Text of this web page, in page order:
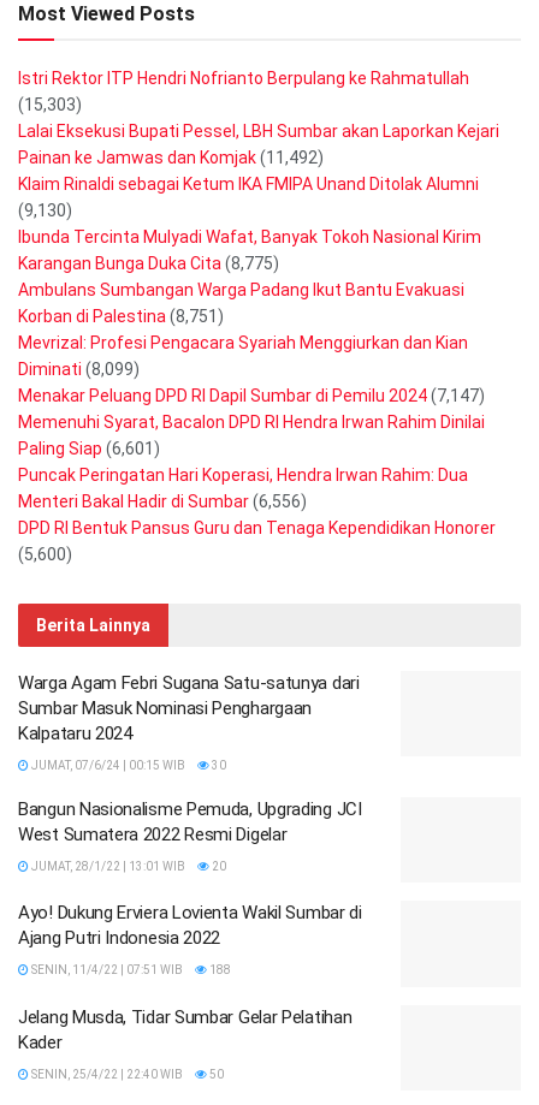
Most Viewed Posts
Istri Rektor ITP Hendri Nofrianto Berpulang ke Rahmatullah
(15,303)
Lalai Eksekusi Bupati Pessel, LBH Sumbar akan Laporkan Kejari
Painan ke Jamwas dan Komjak(11,492)
Klaim Rinaldi sebagai Ketum IKA FMIPA Unand Ditolak Alumni
(9,130)
Ibunda Tercinta Mulyadi Wafat, Banyak Tokoh Nasional Kirim
Karangan Bunga Duka Cita (8,775)
Ambulans Sumbangan Warga Padang Ikut Bantu Evakuasi
Korban di Palestina (8,751)
Mevrizal: Profesi Pengacara Syariah Menggiurkan dan Kian
Diminati (8,099)
Menakar Peluang DPD RI Dapil Sumbar di Pemilu 2024(7,147)
Memenuhi Syarat, Bacalon DPD RI Hendra Irwan Rahim Dinilai
Paling Siap (6,601)
Puncak Peringatan Hari Koperasi, Hendra Irwan Rahim: Dua
Menteri Bakal Hadir di Sumbar(6,556)
DPD RI Bentuk Pansus Guru dan Tenaga Kependidikan Honorer
(5,600)
Berita Lainnya
Warga Agam Febri Sugana Satu-satunya dari
Sumbar Masuk Nominasi Penghargaan
Kalpataru 2024
JUMAT, 07/6/24 | 00:15 WIB 30
Bangun Nasionalisme Pemuda, Upgrading JCI
West Sumatera 2022 Resmi Digelar
JUMAT, 28/1/22 | 13:01 WIB 20
Ayo! Dukung Erviera Lovienta Wakil Sumbar di
Ajang Putri Indonesia 2022
SENIN, 11/4/22 | 07:51 WIB 188
Jelang Musda, Tidar Sumbar Gelar Pelatihan
Kader
SENIN, 25/4/22 | 22:40 WIB 50